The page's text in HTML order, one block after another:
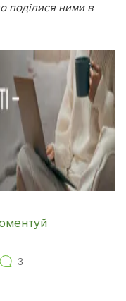
поділися ними в
3